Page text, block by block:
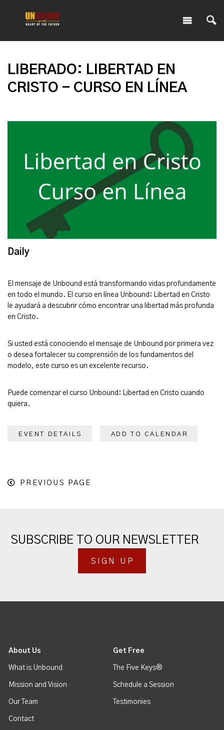
LIBERADO: LIBERTAD EN
CRISTO - CURSO EN LÍNEA
Daily
El mensaje de Unbound está transformando vidas profundamente
en todo el mundo. El curso en línea Unbound: Libertad en Cristo
le ayudará a descubrir cómo encontrar una libertad más profunda
en Cristo.
Si usted está conociendo el mensaje de Unbound por primera vez
o desea fortalecer su comprensión de los fundamentos del
modelo, este curso es un excelente recurso.
Puede comenzar el curso Unbound: Libertad en Cristo cuando
quiera.
EVENT DETAILS ADD TO CALENDAR
PREVIOUS PAGE
SUBSCRIBE TO OUR NEWSLETTER
SIGN UP
About Us
What is Unbound
Mission and Vision
Our Team
Contact
Get Free
The Five Keys®
Schedule a Session
Testimonies